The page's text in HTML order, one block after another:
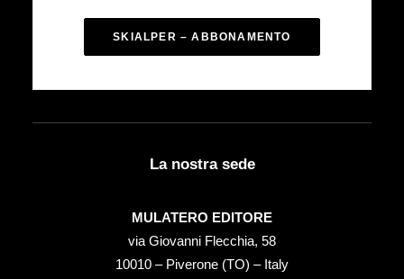
SKIALPER – ABBONAMENTO
La nostra sede
MULATERO EDITORE
via Giovanni Flecchia, 58
10010 – Piverone (TO) – Italy